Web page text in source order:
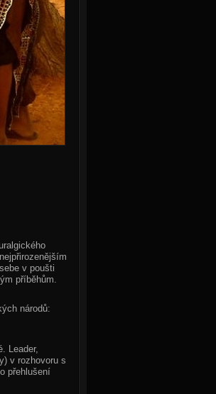
v poušti
příběhům.
národů:
Leader,
v rozhovoru s
přehlušení